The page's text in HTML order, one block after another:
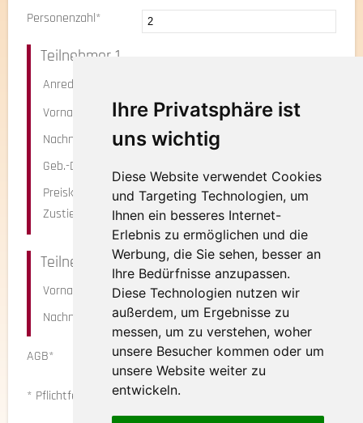
Ihre Privatsphäre ist
uns wichtig
Diese Website verwendet Cookies
und Targeting Technologien, um
Ihnen ein besseres Internet-
Erlebnis zu ermöglichen und die
Werbung, die Sie sehen, besser an
Ihre Bedürfnisse anzupassen.
Diese Technologien nutzen wir
außerdem, um Ergebnisse zu
messen, um zu verstehen, woher
unsere Besucher kommen oder um
unsere Website weiter zu
entwickeln.
Personenzahl*
Teilnehmer 1
Anrede
Vorname*
Nachname*
Geb.-Datum
Preiskategorie
Zustieg*
Teilnehmer 2
Vorname
Nachname
AGB*
Ja, ich habe die AGBs gelesen
und bin mit diesen einverstanden.
* Pflichtfeld